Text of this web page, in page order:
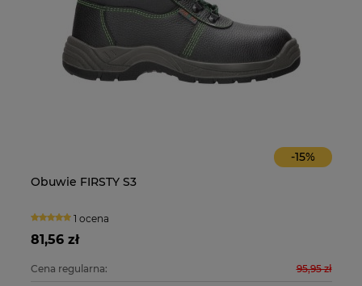
-15%
Obuwie FIRSTY S3
1 ocena
81,56 zł
Cena regularna: 95,95 zł
Osłona twarzy z siatki stalowej Active Gear V922
0 ocen
21,90 zł